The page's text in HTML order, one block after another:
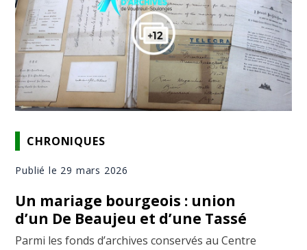
CHRONIQUES
Publié le 29 mars 2026
Un mariage bourgeois : union
d’un De Beaujeu et d’une Tassé
Parmi les fonds d’archives conservés au Centre